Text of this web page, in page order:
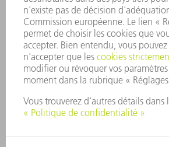
MAGAZINE
DURABILITÉ
ENVIRONNEMENT ET CLIMAT
SOCIAL ET SOCIÉTÉ
GESTION D'ENTREPRISE